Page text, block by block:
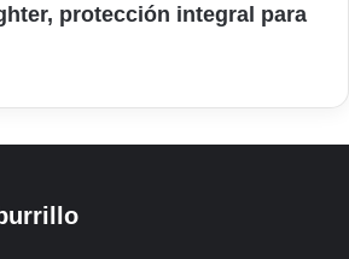
protección integral para